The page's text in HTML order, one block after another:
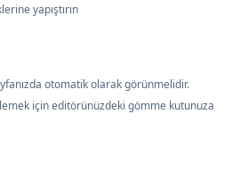
yapıştırın
otomatik olarak görünmelidir.
için editörünüzdeki gömme kutunuza